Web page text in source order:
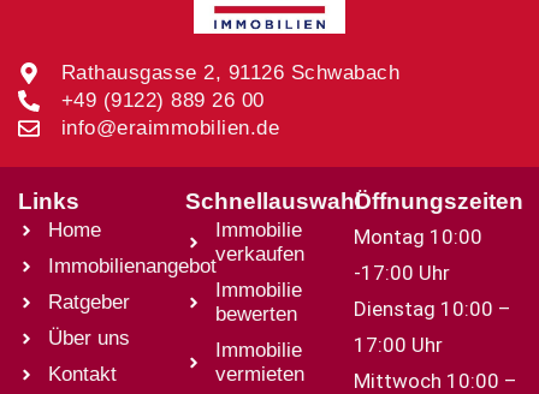
Rathausgasse 2, 91126 Schwabach
+49 (9122) 889 26 00
info@eraimmobilien.de
Links
Home
Immobilienangebot
Ratgeber
Über uns
Kontakt
Schnellauswahl
Immobilie
verkaufen
Immobilie
bewerten
Immobilie
vermieten
Öffnungszeiten
Montag 10:00
-17:00 Uhr
Dienstag 10:00 –
17:00 Uhr
Mittwoch 10:00 –